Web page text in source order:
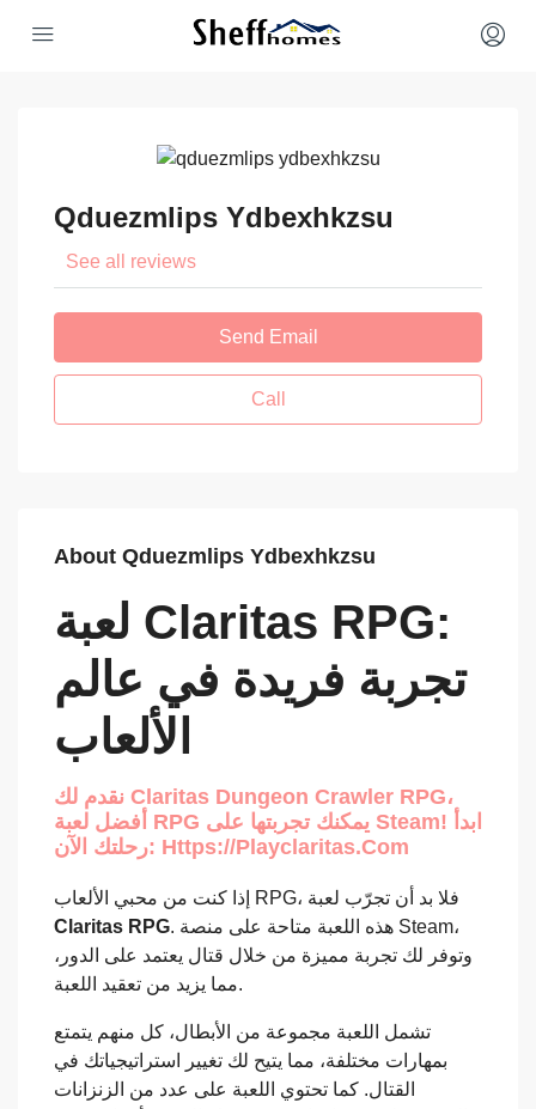
Qduezmlips Ydbexhkzsu
See all reviews
Send Email
Call
About Qduezmlips Ydbexhkzsu
لعبة Claritas RPG:
تجربة فريدة في عالم
الألعاب
نقدم لك Claritas Dungeon Crawler RPG،
أفضل لعبة RPG يمكنك تجربتها على Steam! ابدأ
رحلتك الآن: Https://playclaritas.com
إذا كنت من محبي الألعاب RPG، فلا بد أن تجرّب لعبة
Claritas RPG. هذه اللعبة متاحة على منصة Steam،
وتوفر لك تجربة مميزة من خلال قتال يعتمد على الدور،
مما يزيد من تعقيد اللعبة.
تشمل اللعبة مجموعة من الأبطال، كل منهم يتمتع
بمهارات مختلفة، مما يتيح لك تغيير استراتيجياتك في
القتال. كما تحتوي اللعبة على عدد من الزنزانات